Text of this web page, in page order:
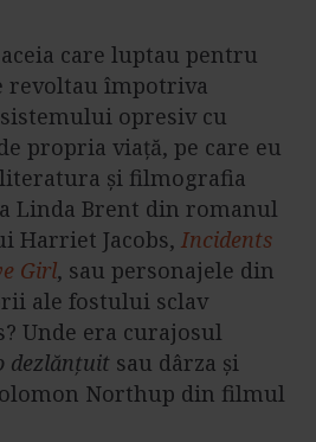
care luptau pentru
revoltau împotriva
opresiv cu
propria viață, pe care eu
și filmografia
Linda Brent din romanul
Harriet Jacobs, Incidents
Girl, sau personajele din
ale fostului sclav
Unde era curajosul
dezlănțuit sau dârza și
Northup din filmul